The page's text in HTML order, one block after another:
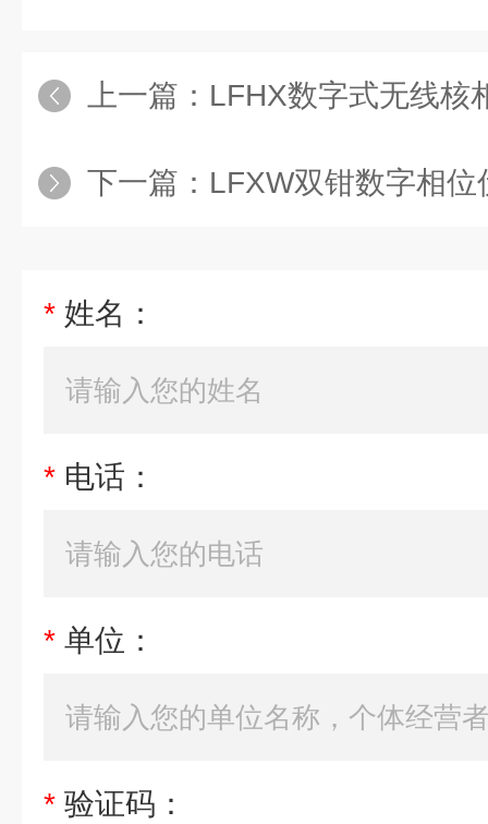
上一篇： LFHX数字式无线核
下一篇： LFXW双钳数字相位
* 姓名：
* 电话：
* 单位：
* 验证码：